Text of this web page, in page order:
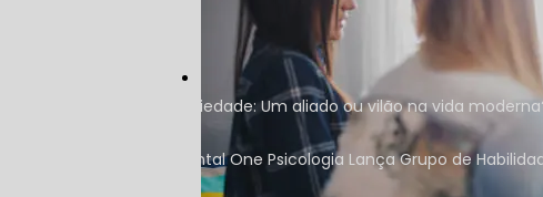
Ansiedade: Um aliado ou vilão na vida
Mental One Psicologia Lança Grupo de